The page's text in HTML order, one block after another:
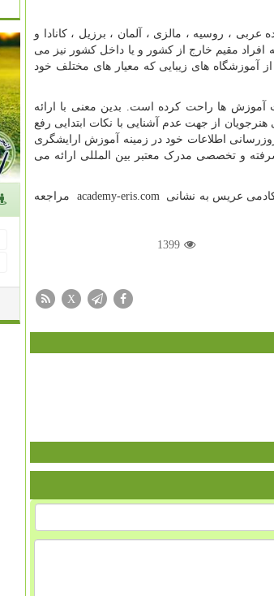
، روسیه ، مالزی ، آلمان ، برزیل ، کانادا و
افراد مقیم خارج از کشور و یا داخل کشور نیز می
آموزشگاه های زیبایی که معیار های مختلف خود
ها راحت کرده است. بدین معنی با ارائه
از جهت عدم آشنایی با نکات ابتدایی رفع
اطلاعات خود در زمینه آموزش ارایشگری
و تخصصی مدرک معتبر بین المللی ارائه می
عریس به نشانی
academy-eris.com مراجعه
1399
X